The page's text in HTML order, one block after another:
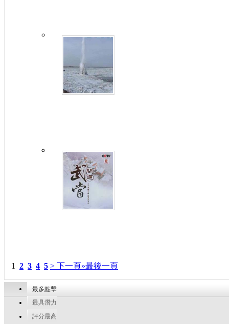
1 2 3 4 5 > 下一頁»最後一頁
最多點擊
最具潛力
評分最高